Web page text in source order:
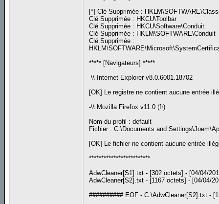
[*] Clé Supprimée :
Clé Supprimée : HKCU\Toolbar
Clé Supprimée : HKCU\Software\Conduit
Clé Supprimée : HKLM\SOFTWARE\Conduit
Clé Supprimée :
***** [Navigateurs] *****
-\\ Internet Explorer v8.0.6001.18702
[OK] Le registre ne contient aucune entrée
-\\ Mozilla Firefox v11.0 (fr)
Nom du profil : default
Fichier : C:\Documents and
[OK] Le fichier ne contient aucune entrée
*************************
AdwCleaner[S1].txt - [302 octets] - [04/04/
AdwCleaner[S2].txt - [1167 octets] - [04/04/
########## EOF - C:\AdwCleaner[S2].txt -